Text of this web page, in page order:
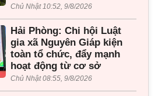
Chủ Nhật 10:52, 9/8/2026
Hải Phòng: Chi hội Luật
gia xã Nguyên Giáp kiện
toàn tổ chức, đẩy mạnh
hoạt động từ cơ sở
Chủ Nhật 08:55, 9/8/2026